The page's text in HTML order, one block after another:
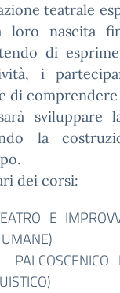
teatrale
loro nascita
di
i
di
sviluppare
la
dei corsi:
E